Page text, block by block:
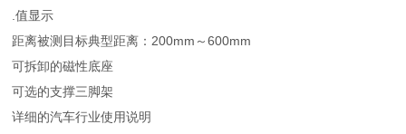
.值显示
距离被测目标典型距离：200mm～600mm
可拆卸的磁性底座
可选的支撑三脚架
详细的汽车行业使用说明